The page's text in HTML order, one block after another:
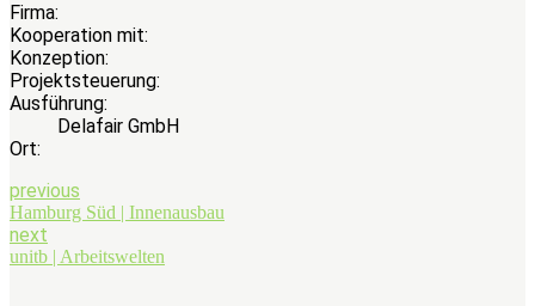
Firma:
Kooperation mit:
Konzeption:
Projektsteuerung:
Ausführung:
Delafair GmbH
Ort:
previous
Hamburg Süd | Innenausbau
next
unitb | Arbeitswelten